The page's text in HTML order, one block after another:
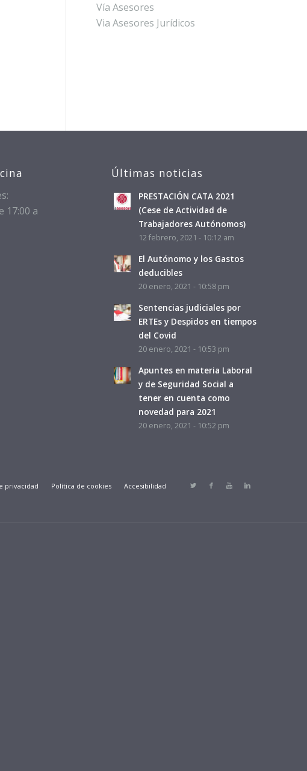
Vía Asesores
Via Asesores Jurídicos
17:00 a
Últimas noticias
PRESTACIÓN CATA 2021
(Cese de Actividad de
Trabajadores Autónomos)
12 febrero, 2021 - 10:12 am
El Autónomo y los Gastos
deducibles
20 enero, 2021 - 10:58 pm
Sentencias judiciales por
ERTEs y Despidos en tiempos
del Covid
20 enero, 2021 - 10:53 pm
Apuntes en materia Laboral
y de Seguridad Social a
tener en cuenta como
novedad para 2021
20 enero, 2021 - 10:52 pm
privacidad Política de cookies Accesibilidad